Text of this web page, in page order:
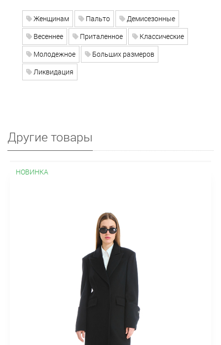
Женщинам Пальто
Демисезонные
Весеннее
Приталенное
Классические
Молодежное
Больших размеров
Ликвидация
Другие товары
НОВИНКА